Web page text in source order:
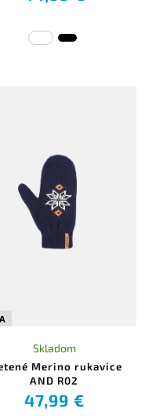
Merino rukavice
AND R02
Skladom
47,99 €